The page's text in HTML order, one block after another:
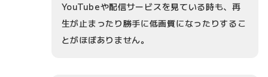
YouTubeや配信サービスを見ている時も、再
生が止まったり勝手に低画質になったりするこ
とがほぼありません。